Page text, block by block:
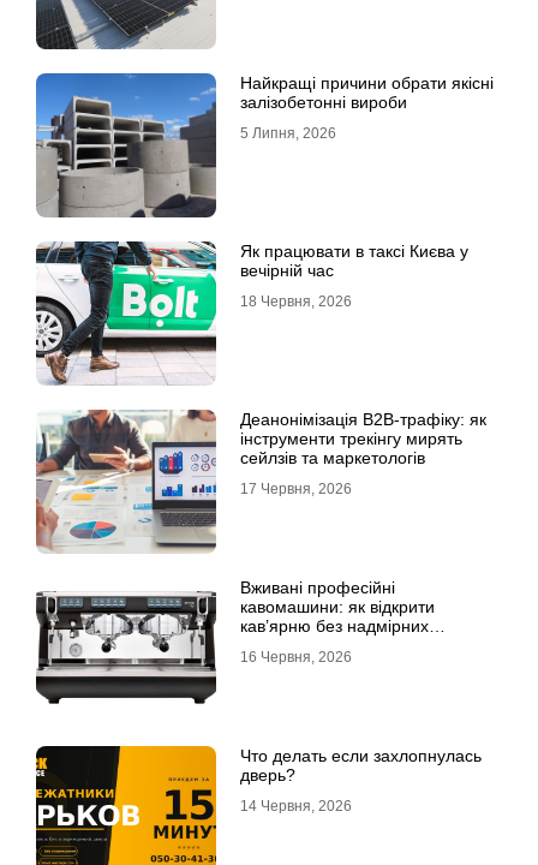
Найкращі причини обрати якісні
залізобетонні вироби
5 Липня, 2026
Як працювати в таксі Києва у
вечірній час
18 Червня, 2026
Деанонімізація B2B-трафіку: як
інструменти трекінгу мирять
сейлзів та маркетологів
17 Червня, 2026
Вживані професійні
кавомашини: як відкрити
кав’ярню без надмірних
16 Червня, 2026
Что делать если захлопнулась
дверь?
14 Червня, 2026